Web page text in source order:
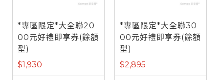
*專區限定*大全聯20
00元好禮即享券(餘額
型)
$1,930
*專區限定*大全聯30
00元好禮即享券(餘額
型)
$2,895